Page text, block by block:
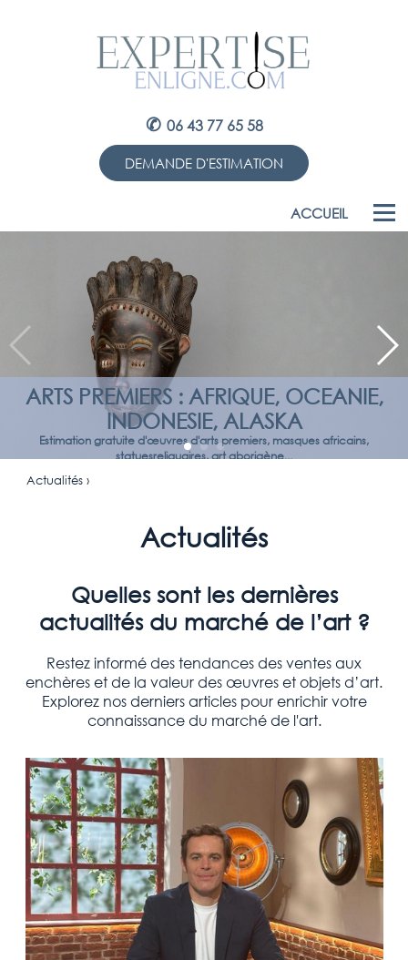
✆ 06 43 77 65 58
DEMANDE D'ESTIMATION
ACCUEIL
ARTS PREMIERS : AFRIQUE, OCEANIE,
INDONESIE, ALASKA
Estimation gratuite d'œuvres d'arts premiers, masques africains,
statuesreliquaires, art aborigène...
Actualités ›
Actualités
Quelles sont les dernières
actualités du marché de l’art ?
Restez informé des tendances des ventes aux
enchères et de la valeur des œuvres et objets d’art.
Explorez nos derniers articles pour enrichir votre
connaissance du marché de l'art.